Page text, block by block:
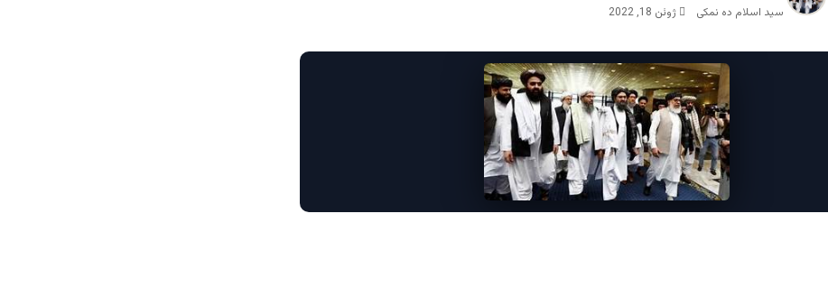
سید اسلام ده نمکی ژوئن 18, 2022